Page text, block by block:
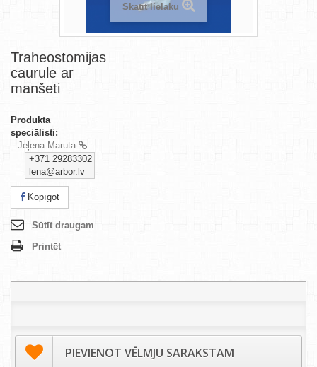
Skatīt lielāku
Traheostomijas
caurule ar
manšeti
Produkta
speciālisti:
Jeļena Maruta
+371 29283302
lena@arbor.lv
Kopīgot
Sūtīt draugam
Printēt
PIEVIENOT VĒLMJU SARAKSTAM